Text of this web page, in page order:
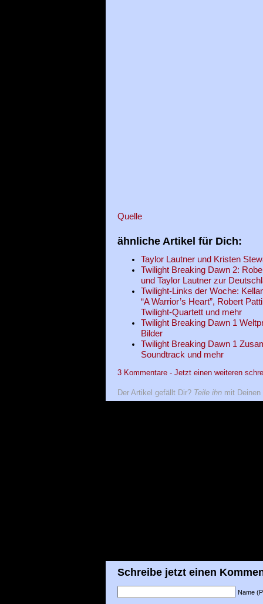
Quelle
ähnliche Artikel für Dich:
Taylor Lautner und Kristen
Twilight Breaking Dawn 2:
und Taylor Lautner zur
Twilight-Links der Woche:
“A Warrior’s Heart”, Robert
Twilight-Quartett und mehr
Twilight Breaking Dawn 1
Bilder
Twilight Breaking Dawn 1
Soundtrack und mehr
3 Kommentare - Jetzt einen weiteren
Der Artikel gefällt Dir? Teile ihnmit Deinen
Schreibe jetzt einen
Name